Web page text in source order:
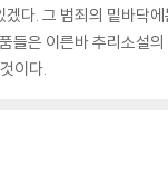
다. 그 범죄의 밑바닥
들은 이른바 추리소
이다.